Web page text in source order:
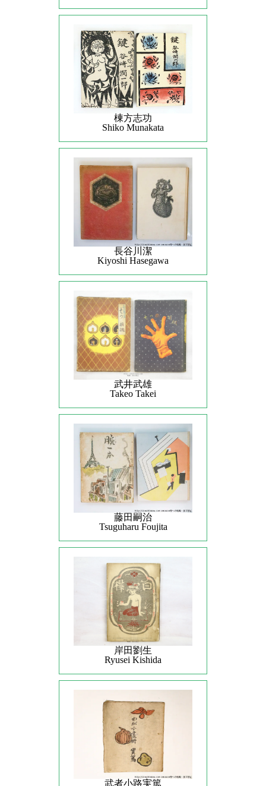
棟方志功
Shiko Munakata
長谷川潔
Kiyoshi Hasegawa
武井武雄
Takeo Takei
藤田嗣治
Tsuguharu Foujita
岸田劉生
Ryusei Kishida
武者小路実篤